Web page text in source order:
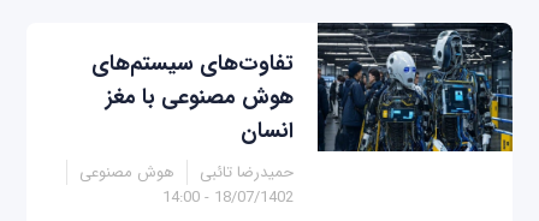
تفاوت‌های سیستم‌های
هوش مصنوعی با مغز
انسان
حمیدرضا تائبی
هوش مصنوعی
18/07/1402 - 14:00